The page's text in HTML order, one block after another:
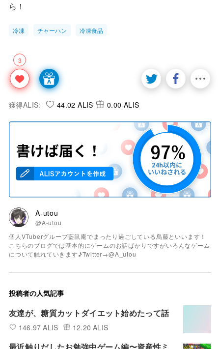
ら！
冷凍 チャーハン 冷凍食品
3
獲得ALIS: 44.02 ALIS 0.00 ALIS
A-utou
@A-utou
個人VTuberグループ藍鼠庵でまったり過ごしている烏藤といいます！
こちらのブログでは基本的にゲームのお話ばかりですがいろんなゲーム
について触れていきます♪Twitter→@A_utou
投稿者の人気記事
友達が、糖質カットダイエット始めたって話
146.97 ALIS 12.20 ALIS